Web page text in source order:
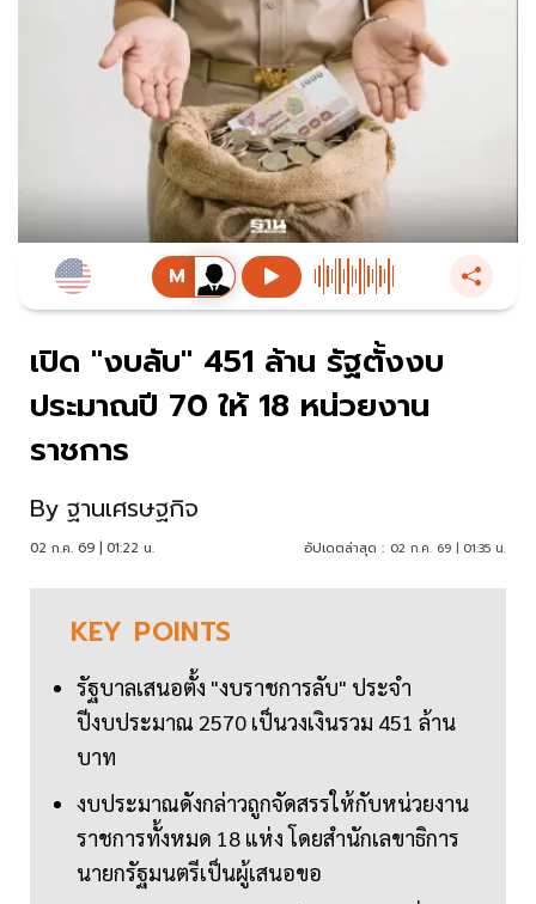
เปิด "งบลับ" 451 ล้าน รัฐตั้งงบ
ประมาณปี 70 ให้ 18 หน่วยงาน
ราชการ
By ฐานเศรษฐกิจ
02 ก.ค. 69 | 01:22 น. อัปเดตล่าสุด : 02 ก.ค. 69 | 01:35 น.
KEY POINTS
รัฐบาลเสนอตั้ง "งบราชการลับ" ประจำ
ปีงบประมาณ 2570 เป็นวงเงินรวม 451 ล้าน
บาท
งบประมาณดังกล่าวถูกจัดสรรให้กับหน่วยงาน
ราชการทั้งหมด 18 แห่ง โดยสำนักเลขาธิการ
นายกรัฐมนตรีเป็นผู้เสนอขอ